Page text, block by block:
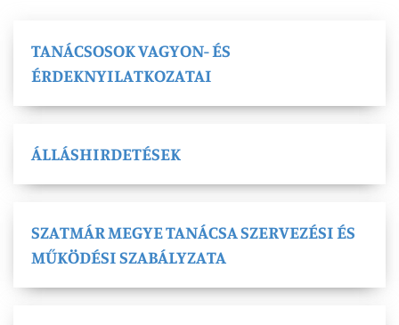
TANÁCSOSOK VAGYON- ÉS
ÉRDEKNYILATKOZATAI
ÁLLÁSHIRDETÉSEK
SZATMÁR MEGYE TANÁCSA SZERVEZÉSI ÉS
MŰKÖDÉSI SZABÁLYZATA